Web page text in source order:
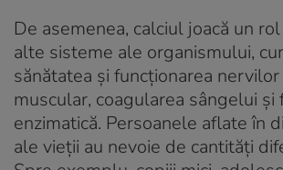
De asemenea, calciul joacă un
alte sisteme ale organismului,
sănătatea și funcționarea
muscular, coagularea sângelui și
enzimatică. Persoanele aflate în
ale vieții au nevoie de cantități